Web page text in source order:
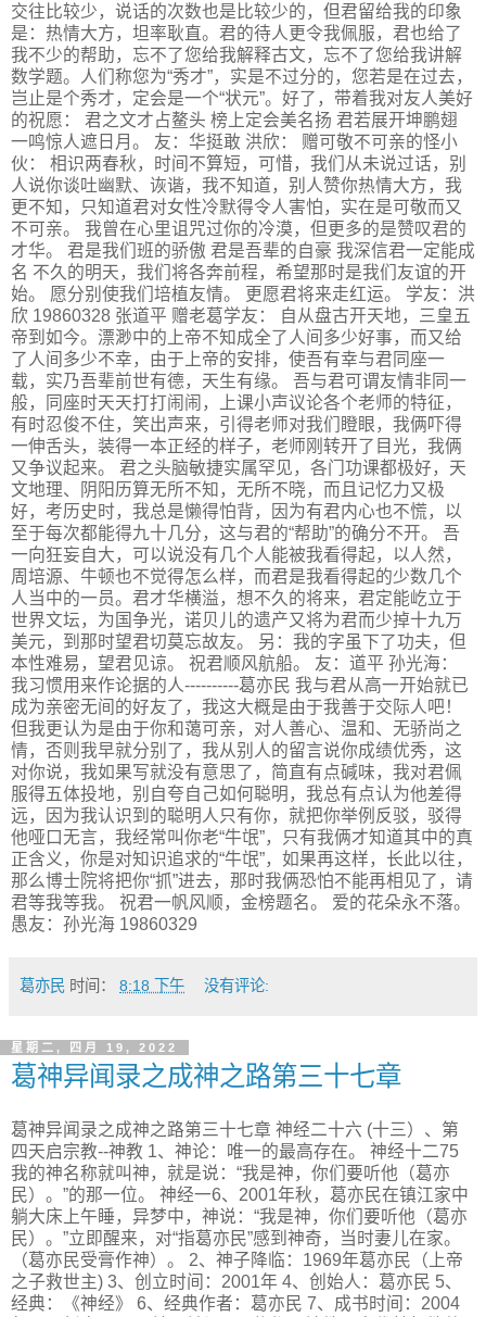
交往比较少，说话的次数也是比较少的，但君留给我的印象
是：热情大方，坦率耿直。君的待人更令我佩服，君也给了
我不少的帮助，忘不了您给我解释古文，忘不了您给我讲解
数学题。人们称您为“秀才”，实是不过分的，您若是在过去，
岂止是个秀才，定会是一个“状元”。好了，带着我对友人美好
的祝愿： 君之文才占鳌头 榜上定会美名扬 君若展开坤鹏翅
一鸣惊人遮日月。 友：华挺敢 洪欣： 赠可敬不可亲的怪小
伙： 相识两春秋，时间不算短，可惜，我们从未说过话，别
人说你谈吐幽默、诙谐，我不知道，别人赞你热情大方，我
更不知，只知道君对女性冷默得令人害怕，实在是可敬而又
不可亲。 我曾在心里诅咒过你的冷漠，但更多的是赞叹君的
才华。 君是我们班的骄傲 君是吾辈的自豪 我深信君一定能成
名 不久的明天，我们将各奔前程，希望那时是我们友谊的开
始。 愿分别使我们培植友情。 更愿君将来走红运。 学友：洪
欣 19860328 张道平 赠老葛学友： 自从盘古开天地，三皇五
帝到如今。漂渺中的上帝不知成全了人间多少好事，而又给
了人间多少不幸，由于上帝的安排，使吾有幸与君同座一
载，实乃吾辈前世有德，天生有缘。 吾与君可谓友情非同一
般，同座时天天打打闹闹，上课小声议论各个老师的特征，
有时忍俊不住，笑出声来，引得老师对我们瞪眼，我俩吓得
一伸舌头，装得一本正经的样子，老师刚转开了目光，我俩
又争议起来。 君之头脑敏捷实属罕见，各门功课都极好，天
文地理、阴阳历算无所不知，无所不晓，而且记忆力又极
好，考历史时，我总是懒得怕背，因为有君内心也不慌，以
至于每次都能得九十几分，这与君的“帮助”的确分不开。 吾
一向狂妄自大，可以说没有几个人能被我看得起，以人然，
周培源、牛顿也不觉得怎么样，而君是我看得起的少数几个
人当中的一员。君才华横溢，想不久的将来，君定能屹立于
世界文坛，为国争光，诺贝儿的遗产又将为君而少掉十九万
美元，到那时望君切莫忘故友。 另：我的字虽下了功夫，但
本性难易，望君见谅。 祝君顺风航船。 友：道平 孙光海：
我习惯用来作论据的人----------葛亦民 我与君从高一开始就已
成为亲密无间的好友了，我这大概是由于我善于交际人吧！
但我更认为是由于你和蔼可亲，对人善心、温和、无骄尚之
情，否则我早就分别了，我从别人的留言说你成绩优秀，这
对你说，我如果写就没有意思了，简直有点碱味，我对君佩
服得五体投地，别自夸自己如何聪明，我总有点认为他差得
远，因为我认识到的聪明人只有你，就把你举例反驳，驳得
他哑口无言，我经常叫你老“牛氓”，只有我俩才知道其中的真
正含义，你是对知识追求的“牛氓”，如果再这样，长此以往，
那么博士院将把你“抓”进去，那时我俩恐怕不能再相见了，请
君等我等我。 祝君一帆风顺，金榜题名。 爱的花朵永不落。
愚友：孙光海 19860329
葛亦民 时间： 8:18 下午 没有评论:
星期二, 四月 19, 2022
葛神异闻录之成神之路第三十七章
葛神异闻录之成神之路第三十七章 神经二十六 (十三）、第
四天启宗教--神教 1、神论：唯一的最高存在。 神经十二75
我的神名称就叫神，就是说：“我是神，你们要听他（葛亦
民）。”的那一位。 神经一6、2001年秋，葛亦民在镇江家中
躺大床上午睡，异梦中，神说：“我是神，你们要听他（葛亦
民）。”立即醒来，对“指葛亦民”感到神奇，当时妻儿在家。
（葛亦民受膏作神）。 2、神子降临：1969年葛亦民（上帝
之子救世主) 3、创立时间：2001年 4、创始人：葛亦民 5、
经典：《神经》 6、经典作者：葛亦民 7、成书时间：2004